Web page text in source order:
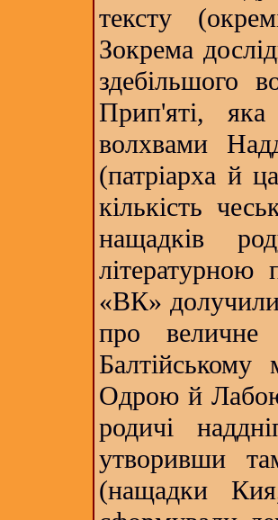
тексту
Зокрема
здебільшого
Прип'яті,
волхвами
(патріарха й
кількість
нащадків
«ВК»
про
Одрою й
родичі
утворивши
(нащадки